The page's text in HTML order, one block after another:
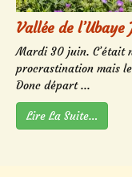
Vallée de l’Ubaye
Mardi 30 juin. C’était
procrastination mais
Donc départ ...
Lire La Suite…